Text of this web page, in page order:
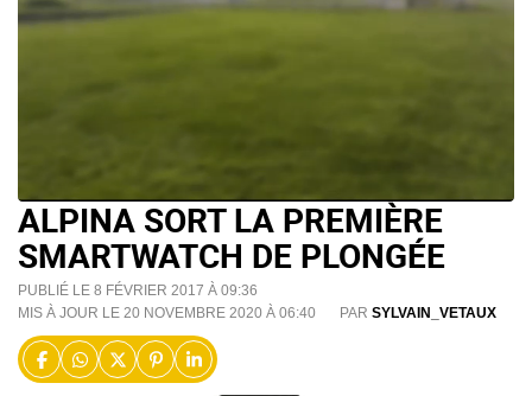
ALPINA SORT LA PREMIÈRE
SMARTWATCH DE PLONGÉE
PUBLIÉ LE 8 FÉVRIER 2017 À 09:36
MIS À JOUR LE 20 NOVEMBRE 2020 À 06:40
PAR SYLVAIN_VETAUX